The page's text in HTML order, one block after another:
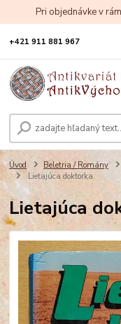
Pri objednávke v
+421 911 881 967
Úvod Beletria / Romány
Lietajúca doktorka
Lietajúca